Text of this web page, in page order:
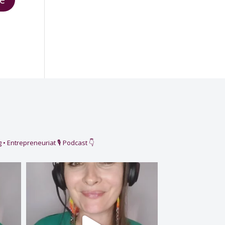
• Entrepreneuriat🎙️ Podcast 👇